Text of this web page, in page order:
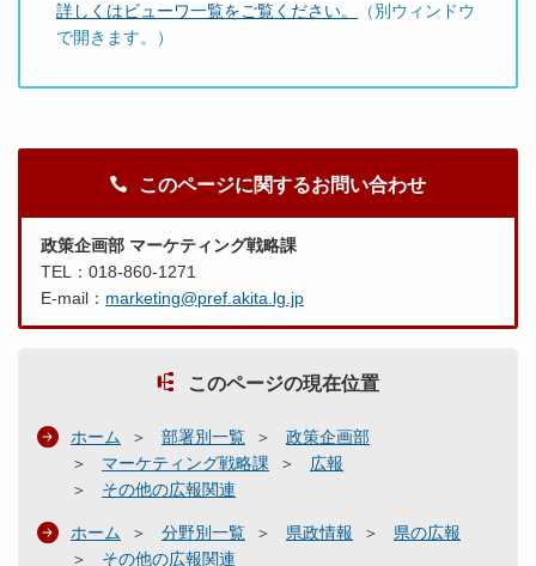
詳しくはビューワ一覧をご覧ください。
（別ウィンドウ
で開きます。）
このページに関するお問い合わせ
政策企画部 マーケティング戦略課
TEL：018-860-1271
E-mail： marketing@pref.akita.lg.jp
このページの現在位置
ホーム 部署別一覧
政策企画部
マーケティング戦略課
広報
その他の広報関連
ホーム 分野別一覧 県政情報
県の広報
その他の広報関連